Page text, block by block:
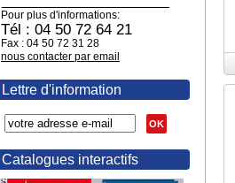
Pour plus d'informations:
Tél : 04 50 72 64 21
Fax : 04 50 72 31 28
nous contacter par email
Lettre d'information
OK
Catalogues interactifs